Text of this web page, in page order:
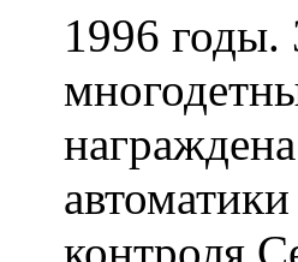
1996 годы.
контроля